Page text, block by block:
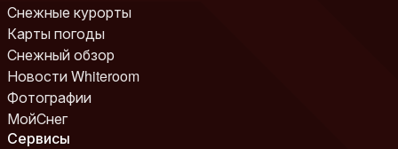
Снежные курорты
Карты погоды
Снежный обзор
Новости Whiteroom
Фотографии
МойСнег
Сервисы